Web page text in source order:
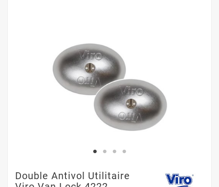
Double Antivol Utilitaire